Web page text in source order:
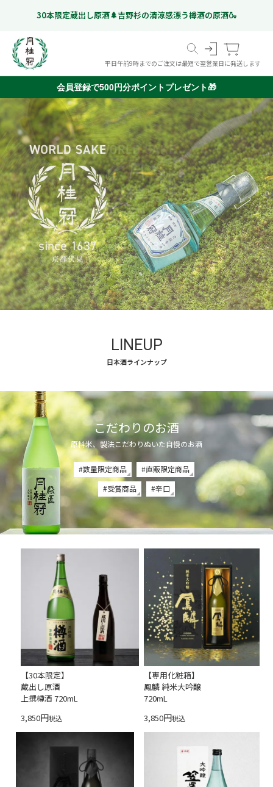
30本限定蔵出し原酒🌲吉野杉の清涼感漂う樽酒の原酒🍶
平日午前9時までのご注文は最短で翌営業日に発送します
日本酒
こだわりのお酒
いつものお酒
ギフトのお酒
Gekkeikan Studio
ギフト特集
スペシャルフリー
(ノンアルコール日本酒)
リキュール・梅酒ほか
ドイツビール
甘酒
奈良漬
オリジナルグッズ
京都伏見の
ミネラルウォーター
価格帯から選ぶ
999 円以下
1,000 円 - 1,999 円以下
2,000 円 - 2,999 円以下
3,000 円 - 4,999 円以下
5,000 円以上
会員登録で500円分ポイントプレゼント🎁
LINEUP
日本酒ラインナップ
こだわりのお酒
原料米、製法こだわりぬいた自慢のお酒
#数量限定商品
#直販限定商品
#受賞商品
#辛口
【30本限定】
蔵出し原酒
上撰樽酒 720mL
3,850
税込
【専用化粧箱】
鳳麟 純米大吟醸
720mL
3,850
税込